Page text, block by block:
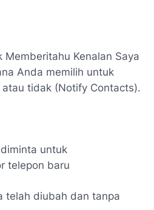
Kenalan Saya
Anda memilih untuk
tidak (Notify Contacts).
untuk
telepon baru
telah diubah dan tanpa